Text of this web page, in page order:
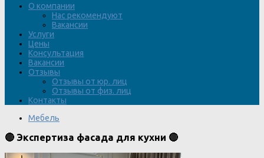
О компании
Нас рекомендуют
Вакансии
Услуги
Цены
Консультация
Вакансии
Отзывы
Отзывы от юр. лиц
Отзывы от физ. лиц
Контакты
Мебель
🔴 Экспертиза фасада для кухни 🔴